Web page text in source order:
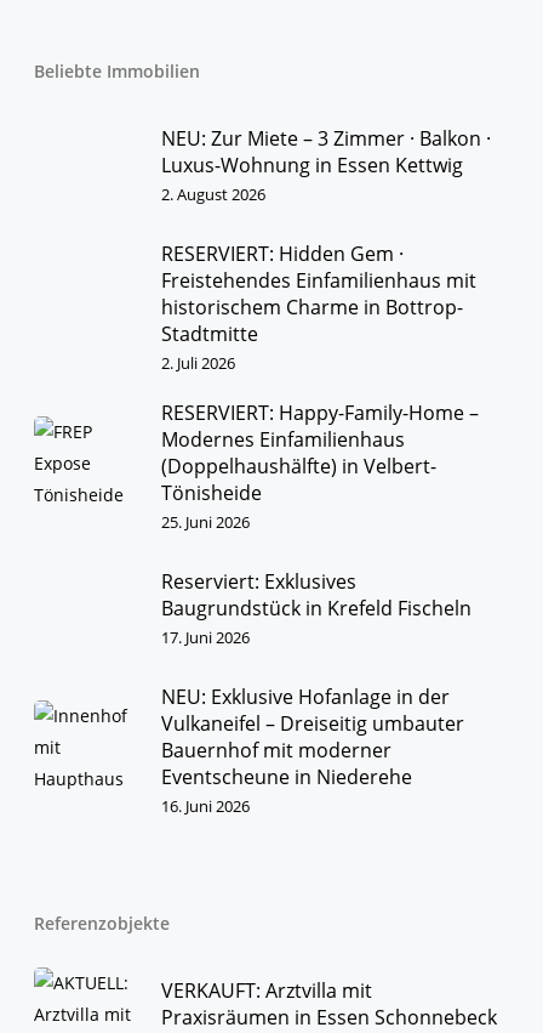
bis Z wie Zielsicherer Verkaufsabschluss!
Herzlich Willkommen
First Real Estate Partner
Wir kennen unseren Markt
und sind bestens vernetzt.
und unser hohes Verantwortungsbewusstsein.
KONTAKT
Beliebte Immobilien
NEU: Zur Miete – 3 Zimmer · Balkon ·
Luxus-Wohnung in Essen Kettwig
2. August 2026
RESERVIERT: Hidden Gem ·
Freistehendes Einfamilienhaus mit
historischem Charme in Bottrop-
Stadtmitte
2. Juli 2026
RESERVIERT: Happy-Family-Home –
Modernes Einfamilienhaus
(Doppelhaushälfte) in Velbert-
Tönisheide
25. Juni 2026
Reserviert: Exklusives
Baugrundstück in Krefeld Fischeln
17. Juni 2026
NEU: Exklusive Hofanlage in der
Vulkaneifel – Dreiseitig umbauter
Bauernhof mit moderner
Eventscheune in Niederehe
16. Juni 2026
Referenzobjekte
VERKAUFT: Arztvilla mit
Praxisräumen in Essen Schonnebeck